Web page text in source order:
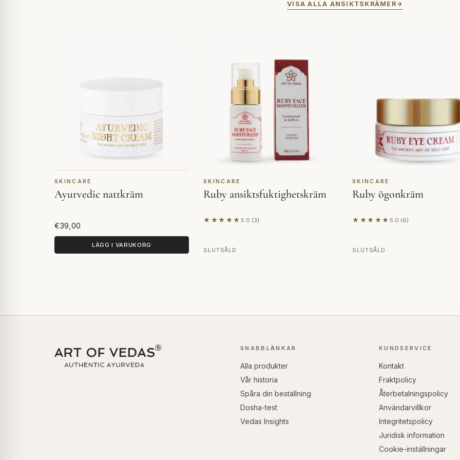
VISA ALLA ANSIKTSKRÄMER
SKINCARE
Ayurvedic nattkräm
€39,00
LÄGG I VARUKORG
SKINCARE
Ruby ansiktsfuktighetskräm
★★★★★ 5.0 (3)
Baserat på 3 recensioner
SLUTSÅLD
SKINCARE
Ruby ögonkräm
★★★★★ 5.0 (6)
Baserat på 6 recensioner
SLUTSÅLD
SNABBLÄNKAR
Alla produkter
Vår historia
Spåra din beställning
Dosha-test
Vedas Insights
KUNDSERVICE
Kontakt
Fraktpolicy
Återbetalningspolicy
Användarvillkor
Integritetspolicy
Juridisk information
Cookie-inställningar